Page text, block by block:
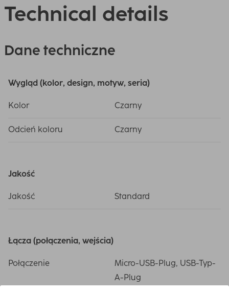
Technical details
Dane techniczne
Wygląd (kolor, design, motyw, seria)
Kolor Czarny
Odcień koloru Czarny
Jakość
Jakość Standard
Łącza (połączenia, wejścia)
Połączenie
Micro-USB-Plug, USB-Typ-
A-Plug